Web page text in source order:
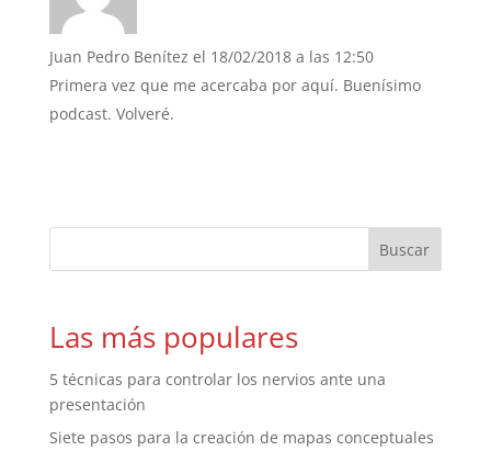
Juan Pedro Benítez el 18/02/2018 a las 12:50
Primera vez que me acercaba por aquí. Buenísimo
podcast. Volveré.
Las más populares
5 técnicas para controlar los nervios ante una
presentación
Siete pasos para la creación de mapas conceptuales